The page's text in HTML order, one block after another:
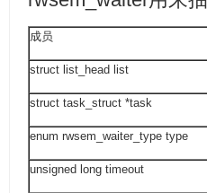
成员
struct list_head list
struct task_struct *task
enum rwsem_waiter_type type
unsigned long timeout